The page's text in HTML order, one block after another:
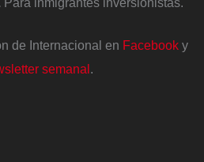
de Internacional en Facebook y
semanal .